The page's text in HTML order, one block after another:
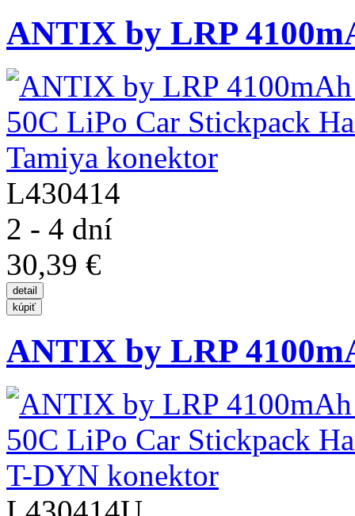
ANTIX by LRP
L430414
2 - 4 dní
30,39 €
ANTIX by LRP